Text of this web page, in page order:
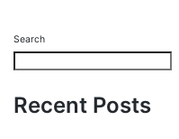
Search
Recent Posts